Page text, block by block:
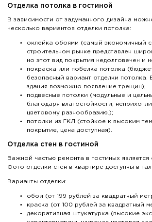
Отделка потолка в гостиной
В зависимости от задуманного дизайна
несколько вариантов отделки потолка:
оклейка обоями (самый экономичный
строительном рынке представлен
но этот вид покрытия недолговечен и
покраска или побелка потолка
безопасный вариант отделки потолка.
здания возможно появление трещин);
подвесные потолки (модульные и
благодаря влагостойкости,
цветовому разнообразию.);
потолки из ГКЛ (стойкое к высоким
покрытие, цена доступная).
Отделка стен в гостиной
Важной частью ремонта в гостиных является
Фото отделки стен в квартире доступны в
Варианты отделки:
обои (от 199 рублей за квадратный
краска (от 100 рублей за квадратный
декоративная штукатурка (высокие